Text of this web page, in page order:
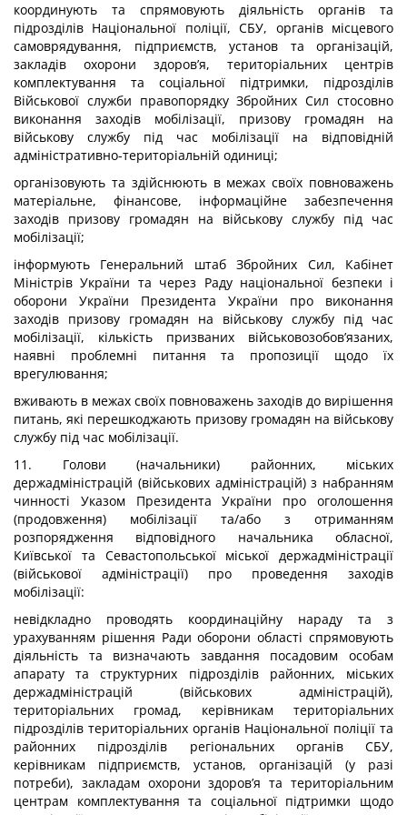
координують та спрямовують діяльність органів та
підрозділів Національної поліції, СБУ, органів місцевого
самоврядування, підприємств, установ та організацій,
закладів охорони здоров’я, територіальних центрів
комплектування та соціальної підтримки, підрозділів
Військової служби правопорядку Збройних Сил стосовно
виконання заходів мобілізації, призову громадян на
військову службу під час мобілізації на відповідній
адміністративно-територіальній одиниці;
організовують та здійснюють в межах своїх повноважень
матеріальне, фінансове, інформаційне забезпечення
заходів призову громадян на військову службу під час
мобілізації;
інформують Генеральний штаб Збройних Сил, Кабінет
Міністрів України та через Раду національної безпеки і
оборони України Президента України про виконання
заходів призову громадян на військову службу під час
мобілізації, кількість призваних військовозобов’язаних,
наявні проблемні питання та пропозиції щодо їх
врегулювання;
вживають в межах своїх повноважень заходів до вирішення
питань, які перешкоджають призову громадян на військову
службу під час мобілізації.
11. Голови (начальники) районних, міських
держадміністрацій (військових адміністрацій) з набранням
чинності Указом Президента України про оголошення
(продовження) мобілізації та/або з отриманням
розпорядження відповідного начальника обласної,
Київської та Севастопольської міської держадміністрації
(військової адміністрації) про проведення заходів
мобілізації:
невідкладно проводять координаційну нараду та з
урахуванням рішення Ради оборони області спрямовують
діяльність та визначають завдання посадовим особам
апарату та структурних підрозділів районних, міських
держадміністрацій (військових адміністрацій),
територіальних громад, керівникам територіальних
підрозділів територіальних органів Національної поліції та
районних підрозділів регіональних органів СБУ,
керівникам підприємств, установ, організацій (у разі
потреби), закладам охорони здоров’я та територіальним
центрам комплектування та соціальної підтримки щодо